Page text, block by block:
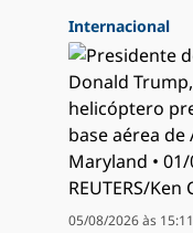
Internacional
05/08/2026 às 15:11